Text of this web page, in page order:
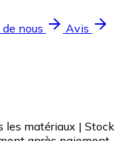
nous Avis
les matériaux | Stock